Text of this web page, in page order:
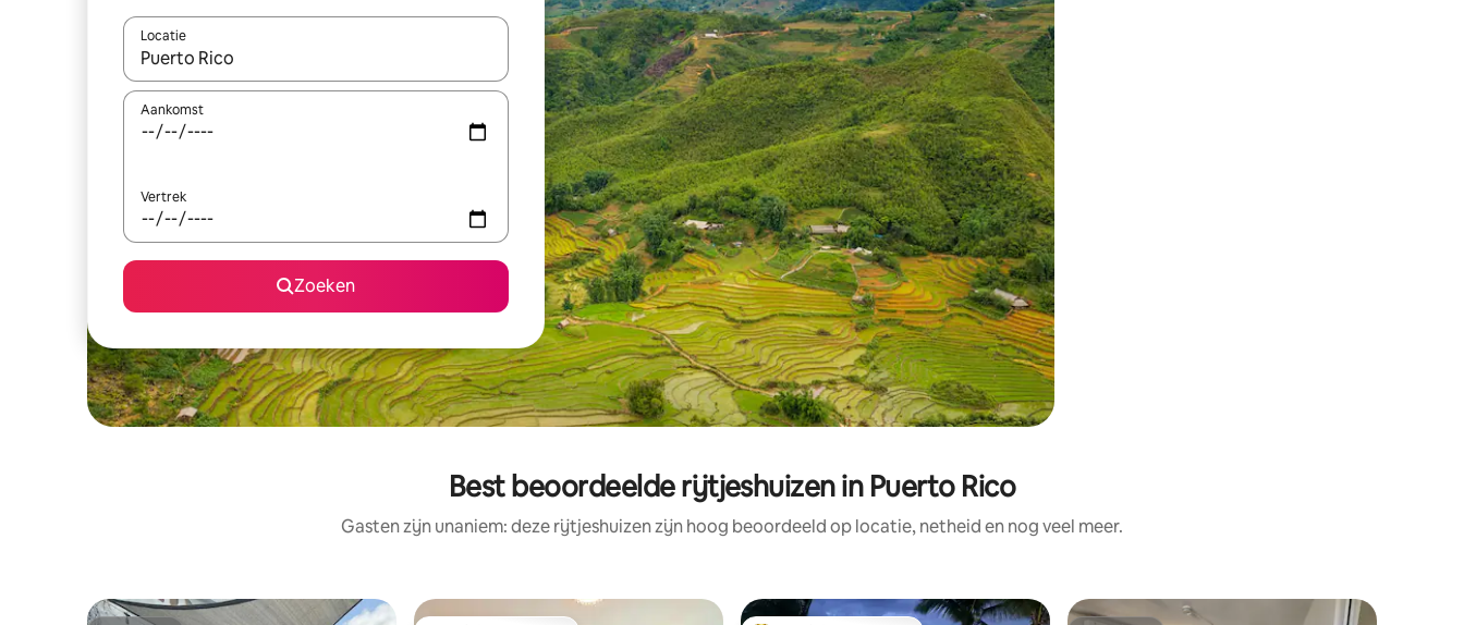
Locatie
Wanneer er resultaten beschikbaar zijn, maak je een keuze met je de pijltjestoetsen omhoog en omlaag, óf door te tikken of swipen.
Aankomst
Vertrek
Zoeken
Best beoordeelde rijtjeshuizen in Puerto Rico
Gasten zijn unaniem: deze rijtjeshuizen zijn hoog beoordeeld op locatie, netheid en nog veel meer.